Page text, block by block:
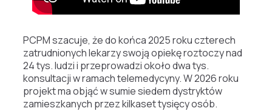
PCPM szacuje, że do końca 2025 roku czterech
zatrudnionych lekarzy swoją opiekę roztoczy nad
24 tys. ludzi i przeprowadzi około dwa tys.
konsultacji w ramach telemedycyny. W 2026 roku
projekt ma objąć w sumie siedem dystryktów
zamieszkanych przez kilkaset tysięcy osób.